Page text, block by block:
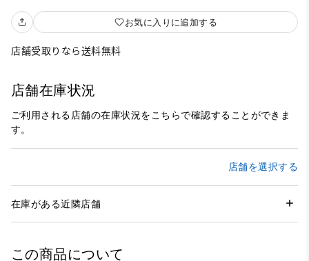
お気に入りに追加する
店舗受取りなら送料無料
店舗在庫状況
ご利用される店舗の在庫状況をこちらで確認することができま
す。
店舗を選択する
在庫がある近隣店舗
この商品について